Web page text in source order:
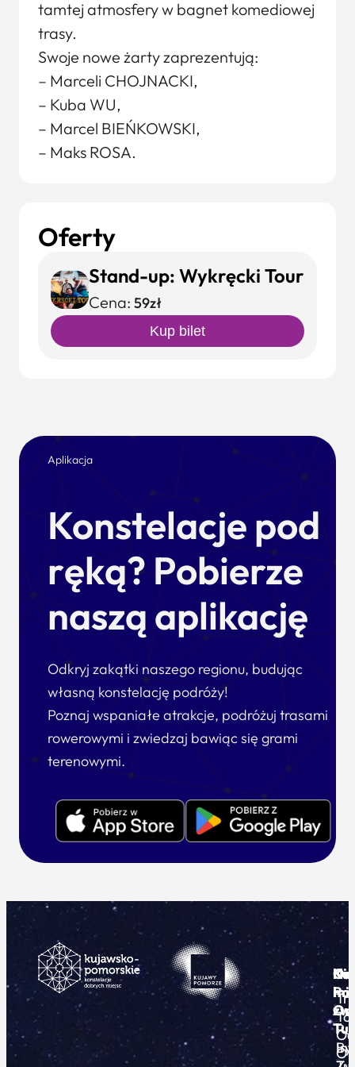
tamtej atmosfery w bagnet komediowej
trasy.
Swoje nowe żarty zaprezentują:
– Marceli CHOJNACKI,
– Kuba WU,
– Marcel BIEŃKOWSKI,
– Maks ROSA.
Oferty
Stand-up: Wykręcki Tour
Cena: 59zł
Kup bilet
Aplikacja
Konstelacje pod
ręką? Pobierze
naszą aplikację
Odkryj zakątki naszego regionu, budując
własną konstelację podróży!
Poznaj wspaniałe atrakcje, podróżuj trasami
rowerowymi i zwiedzaj bawiąc się grami
terenowymi.
O
i